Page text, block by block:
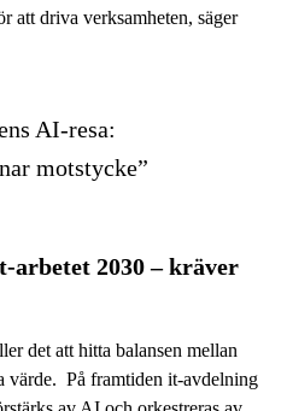
att driva verksamheten, säger
AI-resa:
motstycke”
2030 – kräver
det att hitta balansen mellan
värde. På framtiden it-avdelning